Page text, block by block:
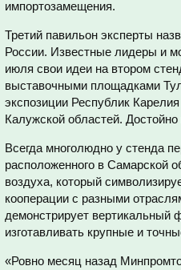
импортозамещения.
Третий павильон эксперты
России. Известные лидеры и
июля свои идеи на втором
выставочными площадками
экспозиции Республик
Калужской областей.
Всегда многолюдно у стенда
расположенного в Самарской
воздуха, который
кооперации с разными
демонстрирует
изготавливать крупные и
«Ровно месяц назад